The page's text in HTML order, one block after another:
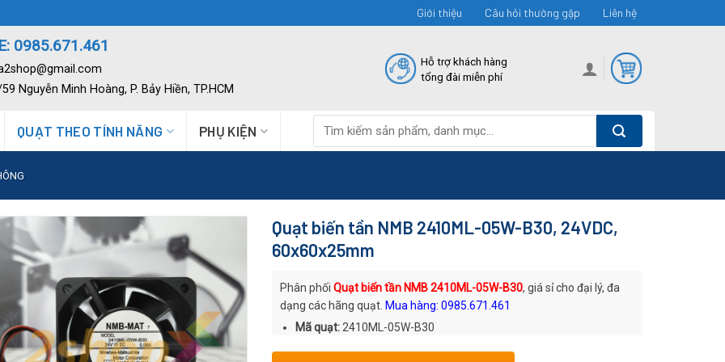
Giới thiệu Câu hỏi thường gặp Liên hệ
0985.671.461
Nguyễn Minh Hoàng, P. Bảy Hiền, TP.HCM
Hỗ trợ khách hàng
tổng đài miễn phí
QUẠT THEO TÍNH NĂNG PHỤ KIỆN
kiếm:
Quạt biến tần NMB 2410ML-05W-B30, 24VDC,
60x60x25mm
Phân phốiQuạt biến tần NMB 2410ML-05W-B30, giá sỉ cho đại lý, đa
dạng các hãng quạt. Mua hàng: 0985.671.461
Mã quạt:2410ML-05W-B30
Thương hiệu: Quạt DC NMB